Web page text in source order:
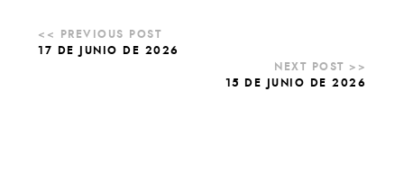
17 DE JUNIO DE 2026
15 DE JUNIO DE 2026